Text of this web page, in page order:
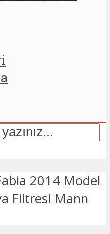
2014 Model
Filtresi Mann